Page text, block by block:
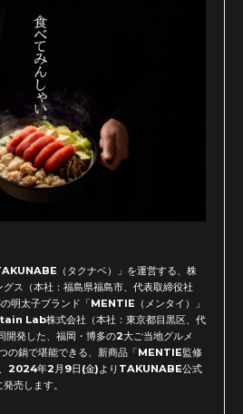
（タクナベ）」を運営する、株
ス（本社：福島県福島市、代表取締役社
明太子ブランド「MENTIE（メンタイ）」
Lab株式会社（本社：東京都目黒区、代
開発した、福岡・博多の2大ご当地グルメ
の鍋で堪能できる、新商品「MENTIE監修
、2024年2月9日(金)よりTAKUNABE公式
売します。